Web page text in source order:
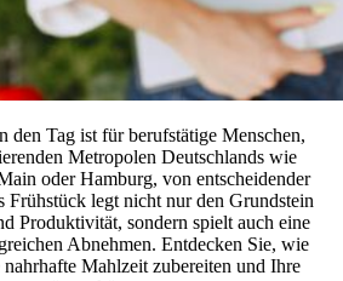
den Tag ist für berufstätige Menschen,
Metropolen Deutschlands wie
oder Hamburg, von entscheidender
Frühstück legt nicht nur den Grundstein
Produktivität, sondern spielt auch eine
Abnehmen. Entdecken Sie, wie
Mahlzeit zubereiten und Ihre